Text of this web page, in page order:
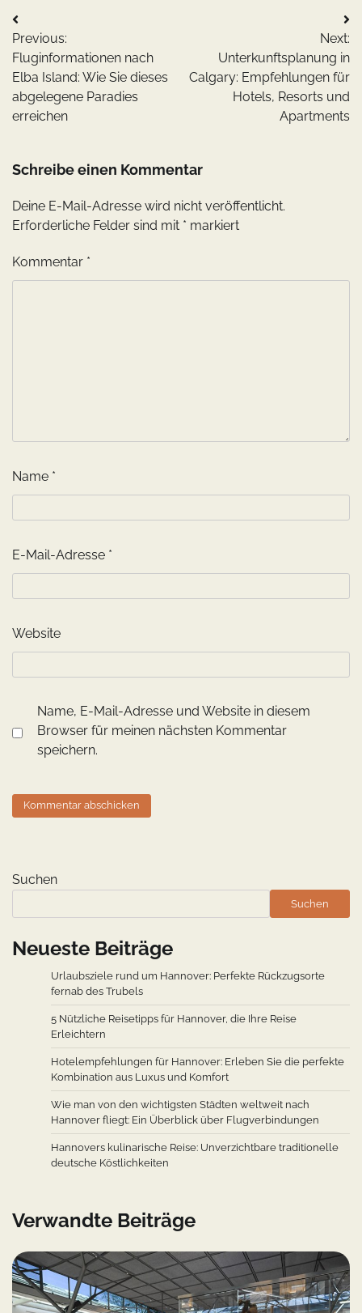
Beitragsnavigation
Previous:
Fluginformationen nach
Elba Island: Wie Sie dieses
abgelegene Paradies
erreichen
Next:
Unterkunftsplanung in
Calgary: Empfehlungen für
Hotels, Resorts und
Apartments
Schreibe einen Kommentar
Deine E-Mail-Adresse wird nicht veröffentlicht.
Erforderliche Felder sind mit * markiert
Kommentar *
Name *
E-Mail-Adresse *
Website
Name, E-Mail-Adresse und Website in diesem
Browser für meinen nächsten Kommentar
speichern.
Suchen
Suchen
Neueste Beiträge
Urlaubsziele rund um Hannover: Perfekte Rückzugsorte
fernab des Trubels
5 Nützliche Reisetipps für Hannover, die Ihre Reise
Erleichtern
Hotelempfehlungen für Hannover: Erleben Sie die perfekte
Kombination aus Luxus und Komfort
Wie man von den wichtigsten Städten weltweit nach
Hannover fliegt: Ein Überblick über Flugverbindungen
Hannovers kulinarische Reise: Unverzichtbare traditionelle
deutsche Köstlichkeiten
Verwandte Beiträge